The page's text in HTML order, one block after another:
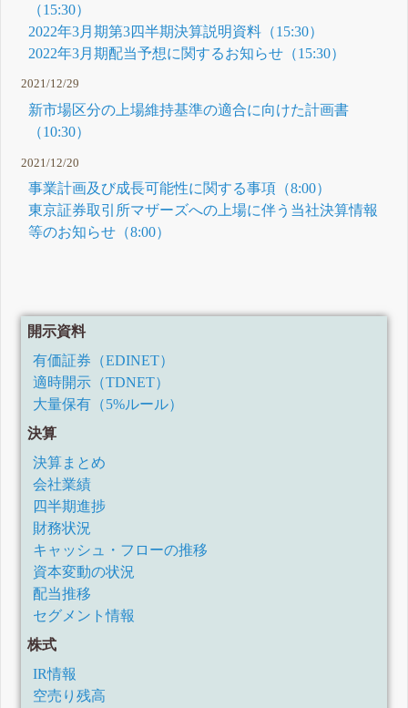
（15:30）
2022年3月期第3四半期決算説明資料（15:30）
2022年3月期配当予想に関するお知らせ（15:30）
2021/12/29
新市場区分の上場維持基準の適合に向けた計画書
（10:30）
2021/12/20
事業計画及び成長可能性に関する事項（8:00）
東京証券取引所マザーズへの上場に伴う当社決算情報
等のお知らせ（8:00）
開示資料
有価証券（EDINET）
適時開示（TDNET）
大量保有（5%ルール）
決算
決算まとめ
会社業績
四半期進捗
財務状況
キャッシュ・フローの推移
資本変動の状況
配当推移
セグメント情報
株式
IR情報
空売り残高